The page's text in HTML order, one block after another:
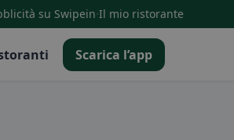
su Swipein·Il mio ristorante
Scarica l’app